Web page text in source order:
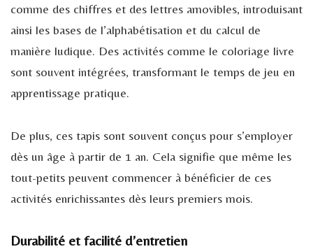
comme des chiffres et des lettres amovibles, introduisant
ainsi les bases de l’alphabétisation et du calcul de
manière ludique. Des activités comme le coloriage livre
sont souvent intégrées, transformant le temps de jeu en
apprentissage pratique.
De plus, ces tapis sont souvent conçus pour s’employer
dès un âge à partir de 1 an. Cela signifie que même les
tout-petits peuvent commencer à bénéficier de ces
activités enrichissantes dès leurs premiers mois.
Durabilité et facilité d’entretien